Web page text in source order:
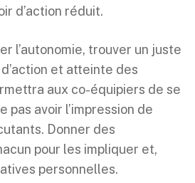
d’action réduit.
l’autonomie, trouver un juste
et atteinte des
aux co-équipiers de se
pas avoir l’impression de
Donner des
pour les impliquer et,
personnelles.